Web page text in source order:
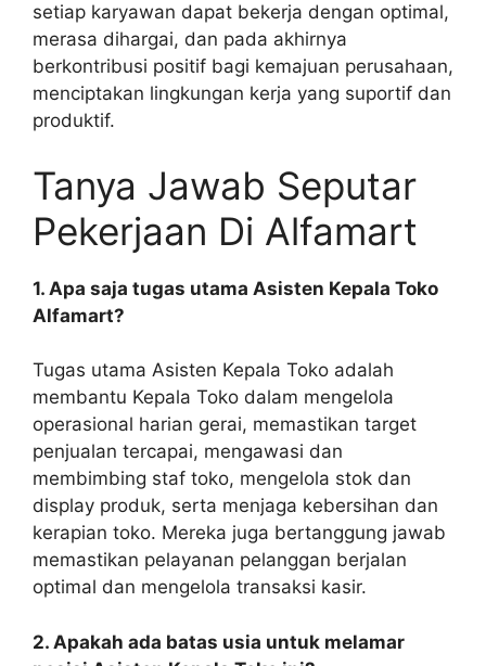
setiap karyawan dapat bekerja dengan optimal,
merasa dihargai, dan pada akhirnya
berkontribusi positif bagi kemajuan perusahaan,
menciptakan lingkungan kerja yang suportif dan
produktif.
Tanya Jawab Seputar
Pekerjaan Di Alfamart
1. Apa saja tugas utama Asisten Kepala Toko
Alfamart?
Tugas utama Asisten Kepala Toko adalah
membantu Kepala Toko dalam mengelola
operasional harian gerai, memastikan target
penjualan tercapai, mengawasi dan
membimbing staf toko, mengelola stok dan
display produk, serta menjaga kebersihan dan
kerapian toko. Mereka juga bertanggung jawab
memastikan pelayanan pelanggan berjalan
optimal dan mengelola transaksi kasir.
2. Apakah ada batas usia untuk melamar